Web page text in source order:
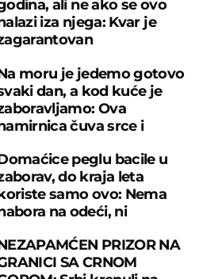
ali ne ako se ovo
iza njega: Kvar je
moru je jedemo gotovo
dan, a kod kuće je
Ova
čuva srce i
peglu bacile u
do kraja leta
samo ovo: Nema
na odeći, ni
PRIZOR NA
SA CRNOM